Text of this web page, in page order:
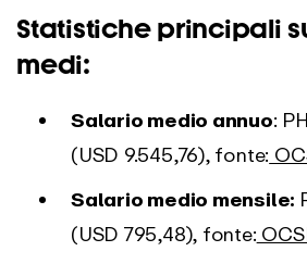
Statistiche principali
medi:
Salario medio annuo:
(USD 9.545,76), fonte:
Salario medio mensile:
(USD 795,48), fonte: